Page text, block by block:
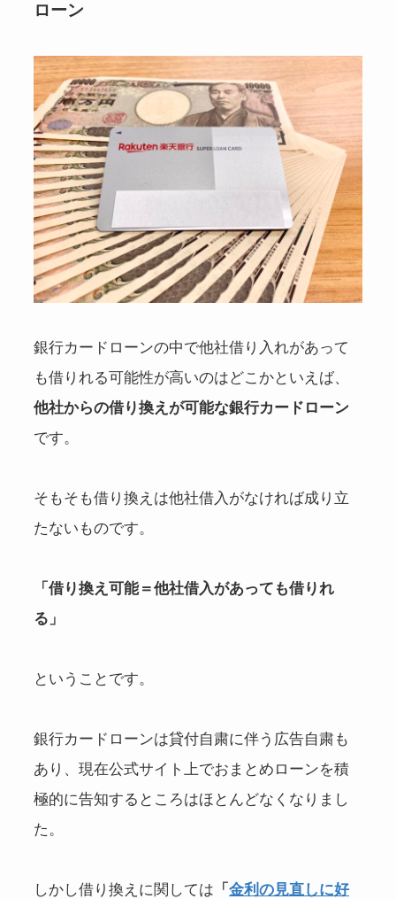
ローン
銀行カードローンの中で他社借り入れがあって
も借りれる可能性が高いのはどこかといえば、
他社からの借り換えが可能な銀行カードローン
です。
そもそも借り換えは他社借入がなければ成り立
たないものです。
「借り換え可能＝他社借入があっても借りれ
る」
ということです。
銀行カードローンは貸付自粛に伴う広告自粛も
あり、現在公式サイト上でおまとめローンを積
極的に告知するところはほとんどなくなりまし
た。
しかし借り換えに関しては 「 金利の見直しに好